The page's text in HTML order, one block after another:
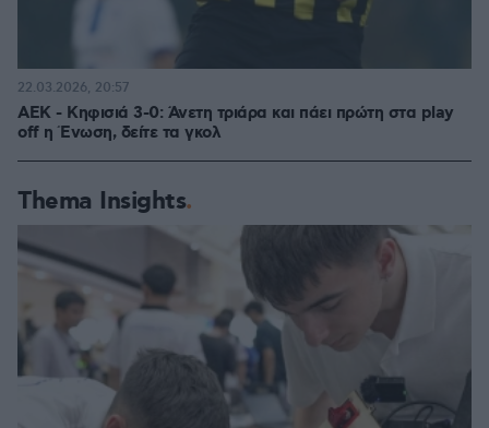
ΑΕΚ - Κηφισιά 3-0: Άνετη τριάρα και πάει πρώτη στα play
off η Ένωση, δείτε τα γκολ
22.03.2026, 20:57
Thema Insights